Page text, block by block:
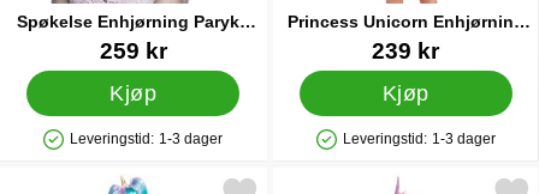
Spøkelse Enhjørning Parykk
med Horn
Varenummer 24142
259 kr
Kjøp
Produkttilgjengelighet: På lager
Leveringstid: 1-3 dager
Princess Unicorn Enhjørning
Sett Barn
Varenummer 39984
239 kr
Kjøp
Produkttilgjengelighet: På lager
Leveringstid: 1-3 dager